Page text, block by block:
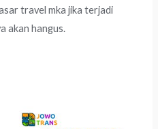
travel mka jika terjadi
akan hangus.